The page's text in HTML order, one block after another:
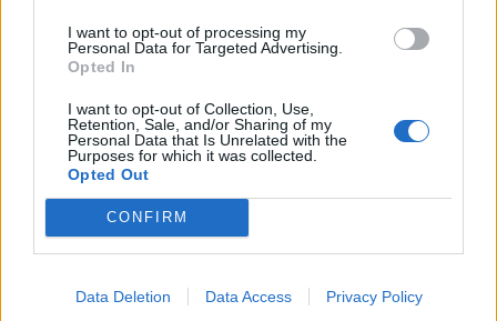
I want to opt-out of processing my
Personal Data for Targeted Advertising.
Opted In
I want to opt-out of Collection, Use,
Retention, Sale, and/or Sharing of my
Personal Data that Is Unrelated with the
Purposes for which it was collected.
Opted Out
CONFIRM
Data Deletion Data Access Privacy Policy
Nga Muamba te Zhinola,
futbollistët që ia dolën t’i
mbijetonin arrestit kardiak